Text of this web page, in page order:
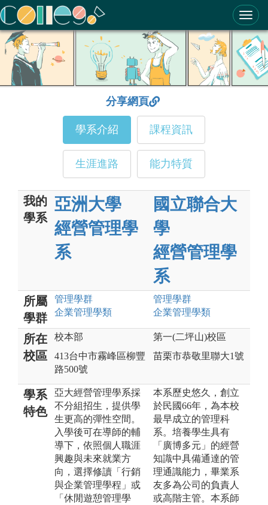
ColleGo! 大學選才與高中育才輔助系統
分享網頁
學系介紹 課程資訊
生涯進路 能力特質
我的
學系
亞洲大學
經營管理學
系
國立聯合大
學
經營管理學
系
所屬
學群
管理學群
企業管理學類
管理學群
企業管理學類
所在
校區
校本部
413台中市霧峰區柳豐
路500號
第一(二坪山)校區
苗栗市恭敬里聯大1號
學系
特色
亞大經營管理學系採
不分組招生，提供學
生更高的彈性空間。
入學後可在導師的輔
導下，依照個人職涯
興趣與未來就業方
向，選擇修讀「行銷
與企業管理學程」或
「休閒遊憩管理學
本系歷史悠久，創立
於民國66年，為本校
最早成立的管理科
系。培養學生具有
「廣博多元」的經營
知識中具備通達的管
理通識能力，畢業系
友多為公司的負責人
或高階主管。本系師